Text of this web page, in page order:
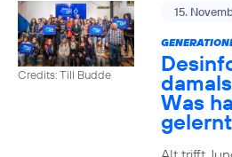
Credits: Till Budde
15.
Was